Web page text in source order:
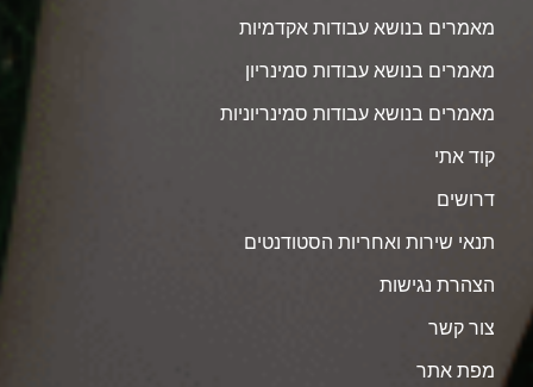
מאמרים בנושא עבודות אקדמיות
מאמרים בנושא עבודות סמינריון
מאמרים בנושא עבודות סמינריוניות
קוד אתי
דרושים
תנאי שירות ואחריות הסטודנטים
הצהרת נגישות
צור קשר
מפת אתר